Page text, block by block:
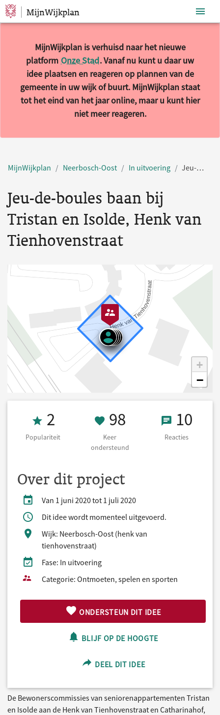
Sla navigatie over
MijnWijkplan
MijnWijkplan is verhuisd naar het nieuwe
platform Onze Stad. Vanaf nu kunt u daar uw
idee plaatsen en reageren op plannen van de
gemeente in uw wijk of buurt. MijnWijkplan staat
tot het eind van het jaar online, maar u kunt hier
niet meer reageren.
MijnWijkplan Neerbosch-Oost In uitvoering Jeu-de-boules baan bij Tristan en Isolde, Henk van Tienhovenstraat
Jeu-de-boules baan bij
Tristan en Isolde, Henk van
Tienhovenstraat
+
−
Populariteit 2
2
Populariteit
98 Keer
98
Keer
ondersteund
1010
Reacties
Over dit project
Van 1 juni 2020 tot 1 juli 2020
Dit idee wordt momenteel uitgevoerd.
Wijk: Neerbosch-Oost (henk van
tienhovenstraat)
Fase: In uitvoering
Categorie: Ontmoeten, spelen en sporten
ONDERSTEUN DIT IDEE
BLIJF OP DE HOOGTE
DEEL DIT IDEE
De Bewonerscommissies van seniorenappartementen Tristan
en Isolde aan de Henk van Tienhovenstraat en Catharinahof,